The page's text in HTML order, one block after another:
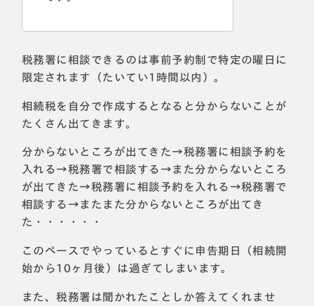
税務署に相談できるのは事前予約制で特定の曜日に
限定されます（たいてい1時間以内）。
相続税を自分で作成するとなると分からないことが
たくさん出てきます。
分からないところが出てきた→税務署に相談予約を
入れる→税務署で相談する→また分からないところ
が出てきた→税務署に相談予約を入れる→税務署で
相談する→またまた分からないところが出てき
た・・・・・・
このペースでやっているとすぐに申告期日（相続開
始から10ヶ月後）は過ぎてしまいます。
また、税務署は聞かれたことしか答えてくれませ